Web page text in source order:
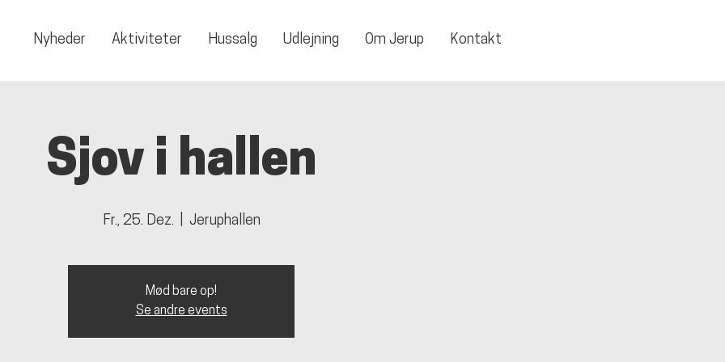
Nyheder Aktiviteter Hussalg Udlejning Om Jerup Kontakt
Sjov i hallen
Fr., 25. Dez. Jeruphallen
Mød bare op!
Se andre events